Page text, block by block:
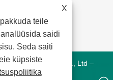
X
teile
saidi
Seda saiti
küpsisteDongguan Co., Ltd –
Magnetics, Chip Lan